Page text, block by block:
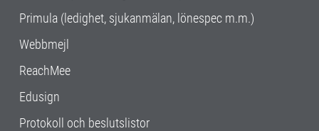
Primula (ledighet, sjukanmälan, lönespec m.m.)
Webbmejl
ReachMee
Edusign
Protokoll och beslutslistor